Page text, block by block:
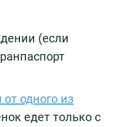
(если
одного из
едет только с